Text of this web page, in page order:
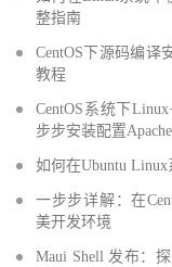
整指南
CentOS下源码编译
教程
CentOS系统下
步步安装配置Apache
如何在Ubuntu
一步步详解：在
美开发环境
Maui Shell 发布：